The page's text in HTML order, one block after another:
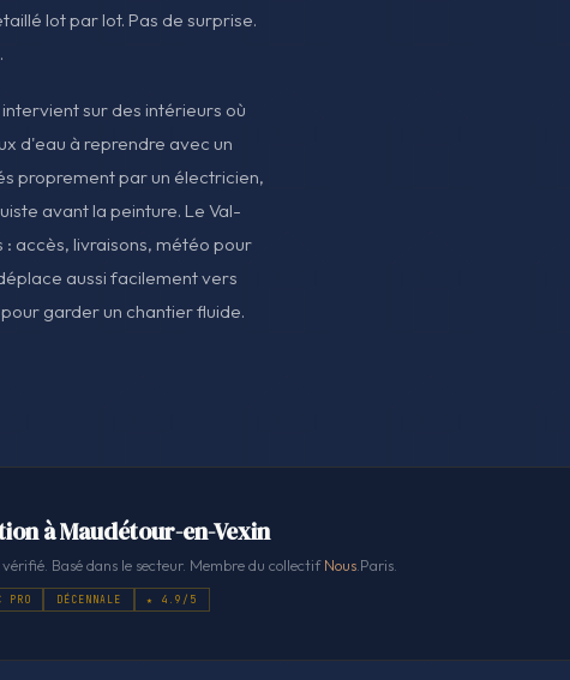
lot par lot. Pas de surprise.
sur des intérieurs où
d'eau à reprendre avec un
proprement par un électricien,
avant la peinture. Le Val-
: accès, livraisons, météo pour
aussi facilement vers
garder un chantier fluide.
à Maudétour-en-Vexin
Basé dans le secteur. Membre du collectifNous .Paris.
PRO DÉCENNALE ★ 4.9/5